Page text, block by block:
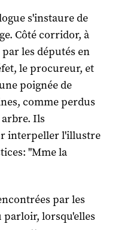
s'instaure de
Côté corridor, à
les députés en
le procureur, et
poignée de
comme perdus
Ils
interpeller l'illustre
"Mme la
par les
lorsqu'elles